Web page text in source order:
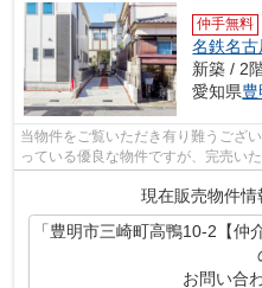
仲手無料
名鉄名古
新築 / 2
愛知県
当物件をご覧いただき有り難うござ
っている優良な物件ですが、完売いたしました
現在販売物件情
「豊明市三崎町高鴨10-2【仲
お問い合